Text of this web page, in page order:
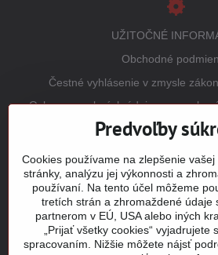
UŽITOČNÉ
Obchodné
Čestné vyhlásenie v zmysle
Ochrana osobných údajov v zmysle
(GDPR)
Vrátenie tovaru
Tabuľky veľkostí
Šitie a potlač
Mapa stránky
Predvoľby
Cookies používame na zlepšenie
stránky, analýzu jej výkonnosti a
používaní. Na tento účel môžeme
tretích strán a zhromaždené údaje
partnerom v EÚ, USA alebo iných
„Prijať všetky cookies“ vyjadrujete
spracovaním. Nižšie môžete nájsť